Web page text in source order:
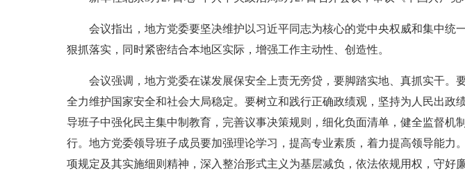
会议指出，地方党委要坚决维护以习近平同志为核心的党中央权威和集中统
狠抓落实，同时紧密结合本地区实际，增强工作主动性、创造性。
会议强调，地方党委在谋发展保安全上责无旁贷，要脚踏实地、真抓实干。
全力维护国家安全和社会大局稳定。要树立和践行正确政绩观，坚持为人民出
导班子中强化民主集中制教育，完善议事决策规则，细化负面清单，健全监督
行。地方党委领导班子成员要加强理论学习，提高专业素质，着力提高领导能
项规定及其实施细则精神，深入整治形式主义为基层减负，依法依规用权，守好